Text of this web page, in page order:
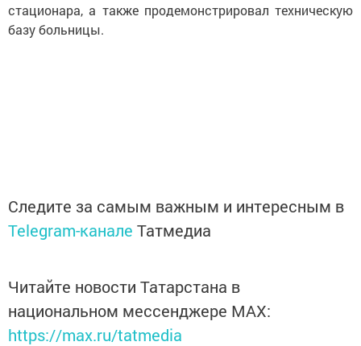
стационара, а также продемонстрировал техническую
базу больницы.
Следите за самым важным и интересным в
Telegram-канале Татмедиа
Читайте новости Татарстана в
национальном мессенджере MАХ:
https://max.ru/tatmedia